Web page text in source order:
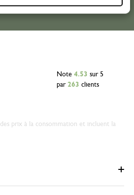
Note 4.53 sur 5
par 263 clients
prix à la consommation et incluent la